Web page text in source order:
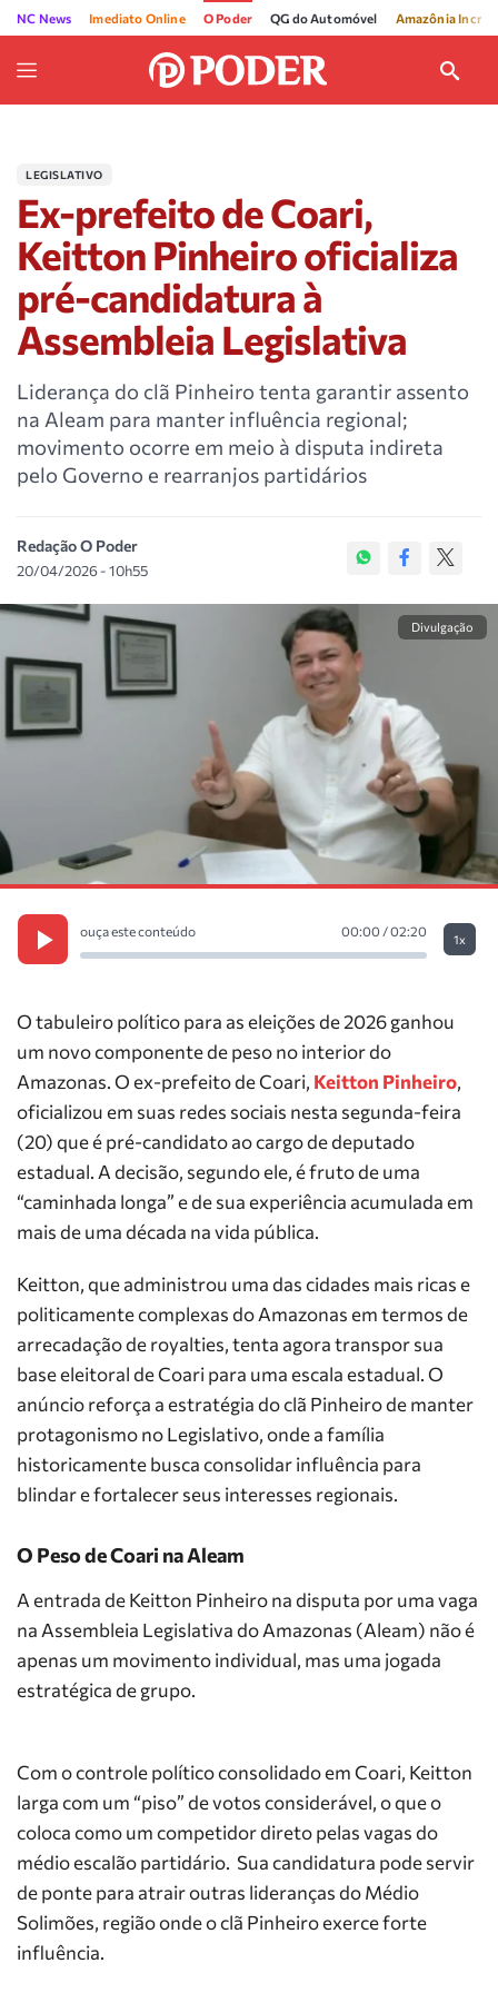
NC News Imediato Online O Poder QG do Automóvel Amazônia
LEGISLATIVO
Ex-prefeito de Coari,
Keitton Pinheiro oficializa
pré-candidatura à
Assembleia Legislativa
Liderança do clã Pinheiro tenta garantir assento
na Aleam para manter influência regional;
movimento ocorre em meio à disputa indireta
pelo Governo e rearranjos partidários
Redação O Poder
20/04/2026 - 10h55
Divulgação
ouça este conteúdo 00:00 / 02:20
1x
O tabuleiro político para as eleições de 2026 ganhou
um novo componente de peso no interior do
Amazonas. O ex-prefeito de Coari, Keitton Pinheiro,
oficializou em suas redes sociais nesta segunda-feira
(20) que é pré-candidato ao cargo de deputado
estadual. A decisão, segundo ele, é fruto de uma
“caminhada longa” e de sua experiência acumulada em
mais de uma década na vida pública.
Keitton, que administrou uma das cidades mais ricas e
politicamente complexas do Amazonas em termos de
arrecadação de royalties, tenta agora transpor sua
base eleitoral de Coari para uma escala estadual. O
anúncio reforça a estratégia do clã Pinheiro de manter
protagonismo no Legislativo, onde a família
historicamente busca consolidar influência para
blindar e fortalecer seus interesses regionais.
O Peso de Coari na Aleam
A entrada de Keitton Pinheiro na disputa por uma vaga
na Assembleia Legislativa do Amazonas (Aleam) não é
apenas um movimento individual, mas uma jogada
estratégica de grupo.
Com o controle político consolidado em Coari, Keitton
larga com um “piso” de votos considerável, o que o
coloca como um competidor direto pelas vagas do
médio escalão partidário. Sua candidatura pode servir
de ponte para atrair outras lideranças do Médio
Solimões, região onde o clã Pinheiro exerce forte
influência.